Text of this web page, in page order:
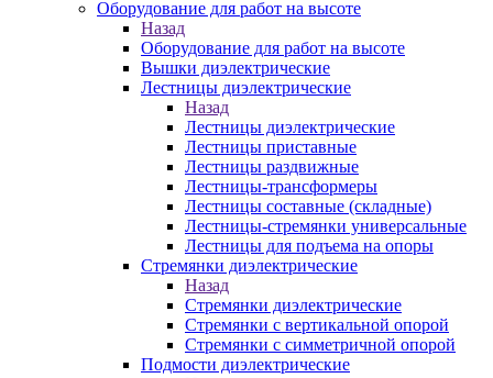
Оборудование для работ на высоте
Назад
Оборудование для работ на высоте
Вышки диэлектрические
Лестницы диэлектрические
Назад
Лестницы диэлектрические
Лестницы приставные
Лестницы раздвижные
Лестницы-трансформеры
Лестницы составные (складные)
Лестницы-стремянки универсальные
Лестницы для подъема на опоры
Стремянки диэлектрические
Назад
Стремянки диэлектрические
Стремянки с вертикальной опорой
Стремянки с симметричной опорой
Подмости диэлектрические